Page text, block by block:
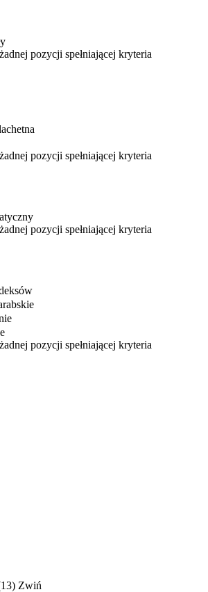
pozycji spełniającej kryteria
pozycji spełniającej kryteria
pozycji spełniającej kryteria
pozycji spełniającej kryteria
Zwiń